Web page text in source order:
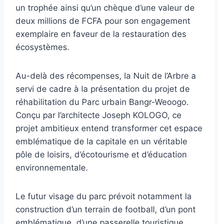
un trophée ainsi qu’un chèque d’une valeur de
deux millions de FCFA pour son engagement
exemplaire en faveur de la restauration des
écosystèmes.
Au-delà des récompenses, la Nuit de l’Arbre a
servi de cadre à la présentation du projet de
réhabilitation du Parc urbain Bangr-Weoogo.
Conçu par l’architecte Joseph KOLOGO, ce
projet ambitieux entend transformer cet espace
emblématique de la capitale en un véritable
pôle de loisirs, d’écotourisme et d’éducation
environnementale.
Le futur visage du parc prévoit notamment la
construction d’un terrain de football, d’un pont